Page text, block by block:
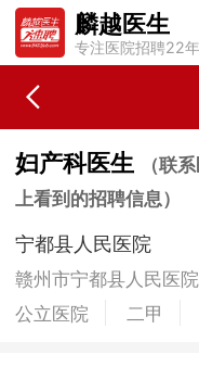
麟越医生
专注医院招聘22年
妇产科医生
（联
上看到的招聘信息）
宁都县人民医院
赣州市宁都县人民医院
公立医院
二甲